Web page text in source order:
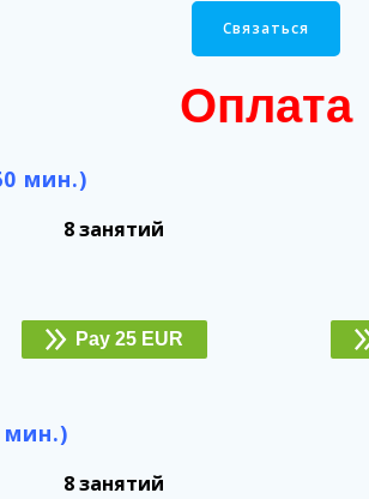
Связаться
Оплата
мин.)
8 занятий
Pay 25 EUR
мин.)
8 занятий